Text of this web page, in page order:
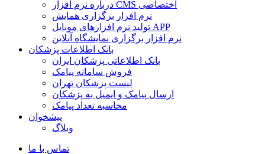
درباره نرم افزار CMS اختصاصی
نرم افزار برگزاری همایش
تولید نرم افزارهای موبایل APP
نرم افزار برگزاری نمایشگاه آنلاین
بانک اطلاعات پزشکان
بانک اطلاعاتی پزشکان ایران
فروش سامانه پیامک
لیست پزشکان تهران
ارسال پیامک و ایمیل به پزشکان
محاسبه تعداد پیامک
پیشخوان
وبلاگ
تماس با ما